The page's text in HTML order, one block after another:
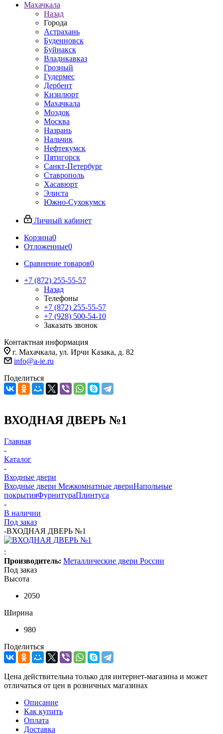
Махачкала
Назад
Города
Астрахань
Буденновск
Буйнакск
Владикавказ
Грозный
Гудермес
Дербент
Кизилюрт
Махачкала
Моздок
Москва
Назрань
Нальчик
Нефтекумск
Пятигорск
Санкт-Петербург
Ставрополь
Хасавюрт
Элиста
Южно-Сухокумск
Личный кабинет
Корзина0
Отложенные0
Сравнение товаров0
+7 (872) 255-55-57
Назад
Телефоны
+7 (872) 255-55-57
+7 (928) 500-54-10
Заказать звонок
Контактная информация
г. Махачкала, ул. Ирчи Казака, д. 82
info@a-ie.ru
Поделиться
ВХОДНАЯ ДВЕРЬ №1
Главная
-
Каталог
-
Входные двери
Входные двери Межкомнатные двериНапольные
покрытияФурнитураПлинтуса
-
В наличии
Под заказ
-ВХОДНАЯ ДВЕРЬ №1
:
Производитель: Металлические двери России
Под заказ
Высота
2050
Ширина
980
Поделиться
Цена действительна только для интернет-магазина и может
отличаться от цен в розничных магазинах
Описание
Как купить
Оплата
Доставка